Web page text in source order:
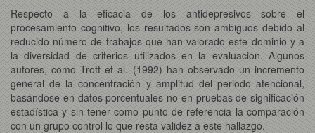
Respecto a la eficacia de los antidepresivos sobre el
procesamiento cognitivo, los resultados son ambiguos debido al
reducido número de trabajos que han valorado este dominio y a
la diversidad de criterios utilizados en la evaluación. Algunos
autores, como Trott et al. (1992) han observado un incremento
general de la concentración y amplitud del periodo atencional,
basándose en datos porcentuales no en pruebas de significación
estadística y sin tener como punto de referencia la comparación
con un grupo control lo que resta validez a este hallazgo.